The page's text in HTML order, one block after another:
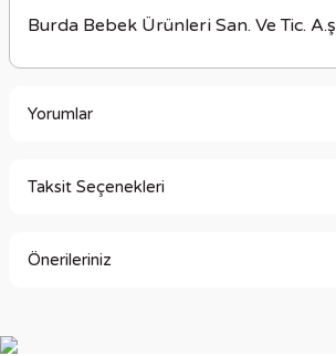
Burda Bebek Ürünleri San. Ve Tic. A.ş
Yorumlar
Taksit Seçenekleri
Önerileriniz